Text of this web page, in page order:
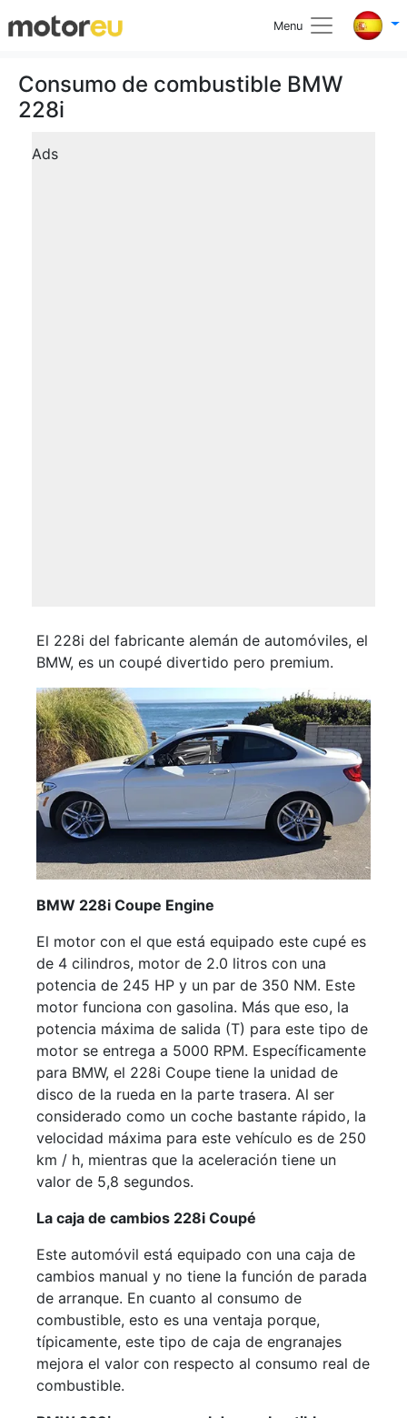
Menu
Consumo de combustible BMW
228i
Ads
El 228i del fabricante alemán de automóviles, el
BMW, es un coupé divertido pero premium.
BMW 228i Coupe Engine
El motor con el que está equipado este cupé es
de 4 cilindros, motor de 2.0 litros con una
potencia de 245 HP y un par de 350 NM. Este
motor funciona con gasolina. Más que eso, la
potencia máxima de salida (T) para este tipo de
motor se entrega a 5000 RPM. Específicamente
para BMW, el 228i Coupe tiene la unidad de
disco de la rueda en la parte trasera. Al ser
considerado como un coche bastante rápido, la
velocidad máxima para este vehículo es de 250
km / h, mientras que la aceleración tiene un
valor de 5,8 segundos.
La caja de cambios 228i Coupé
Este automóvil está equipado con una caja de
cambios manual y no tiene la función de parada
de arranque. En cuanto al consumo de
combustible, esto es una ventaja porque,
típicamente, este tipo de caja de engranajes
mejora el valor con respecto al consumo real de
combustible.